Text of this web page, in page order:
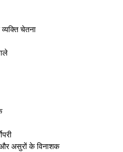
चेतना
और असुरों के विनाशक